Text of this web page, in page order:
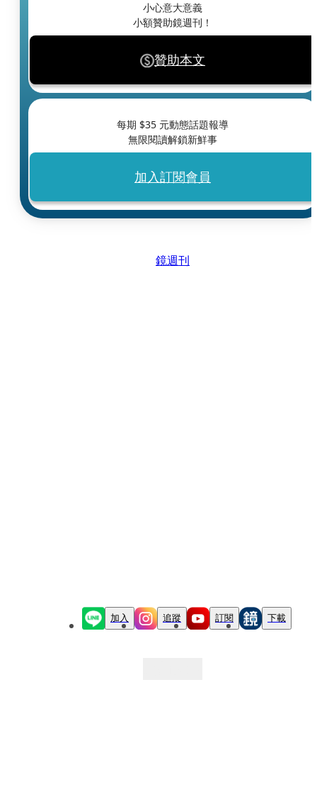
小心意大意義
小額贊助鏡週刊！
贊助本文
每期 $35 元動態話題報導
無限閱讀解鎖新鮮事
加入訂閱會員
鏡週刊
加入 追蹤 訂閱 下載